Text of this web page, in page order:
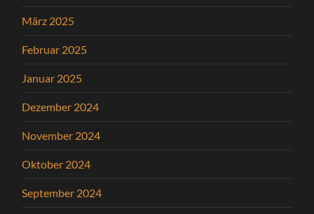
März 2025
Februar 2025
Januar 2025
Dezember 2024
November 2024
Oktober 2024
September 2024